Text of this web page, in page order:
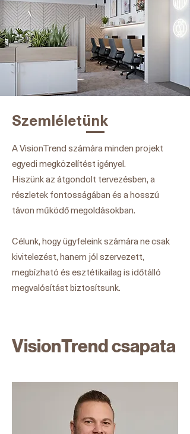
Szemléletünk
A VisionTrend számára minden projekt
egyedi megközelítést igényel.
Hiszünk az átgondolt tervezésben, a
részletek fontosságában és a hosszú
távon működő megoldásokban.
Célunk, hogy ügyfeleink számára ne csak
kivitelezést, hanem jól szervezett,
megbízható és esztétikailag is időtálló
megvalósítást biztosítsunk.
VisionTrend csapata